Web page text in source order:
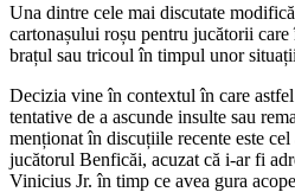
Una dintre cele mai discutate
cartonașului roșu pentru jucătorii care
brațul sau tricoul în timpul unor
Decizia vine în contextul în care
tentative de a ascunde insulte sau
menționat în discuțiile recente este
jucătorul Benficăi, acuzat că i-ar fi
Vinicius Jr. în timp ce avea gura